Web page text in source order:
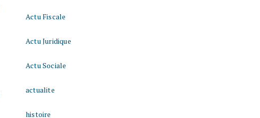
Actu Fiscale
Actu Juridique
Actu Sociale
actualite
histoire